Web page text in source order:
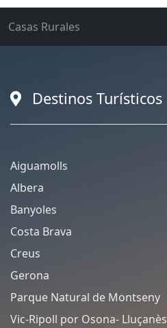
Casas Rurales
Destinos Turísticos
Aiguamolls
Albera
Banyoles
Costa Brava
Creus
Gerona
Parque Natural de Montseny
Vic-Ripoll por Osona- Lluçanès